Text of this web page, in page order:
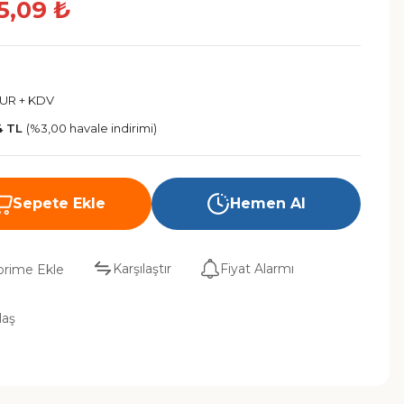
₺
+ KDV
TL (%3,00 havale indirimi)
Sepete Ekle Hemen Al
Karşılaştır Fiyat Alarmı